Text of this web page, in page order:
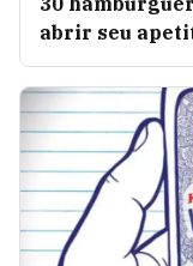
abrir seu